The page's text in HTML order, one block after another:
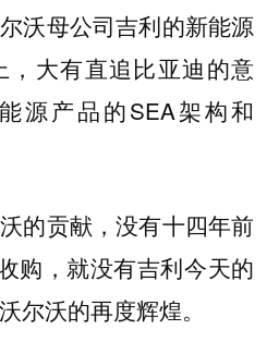
沃母公司吉利的新能源
大有直追比亚迪的意
源产品的SEA架构和
的贡献，没有十四年前
购，就没有吉利今天的
尔沃的再度辉煌。